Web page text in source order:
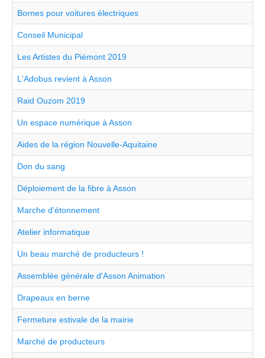
Bornes pour voitures électriques
Conseil Municipal
Les Artistes du Piémont 2019
L'Adobus revient à Asson
Raid Ouzom 2019
Un espace numérique à Asson
Aides de la région Nouvelle-Aquitaine
Don du sang
Déploiement de la fibre à Asson
Marche d'étonnement
Atelier informatique
Un beau marché de producteurs !
Assemblée générale d'Asson Animation
Drapeaux en berne
Fermeture estivale de la mairie
Marché de producteurs